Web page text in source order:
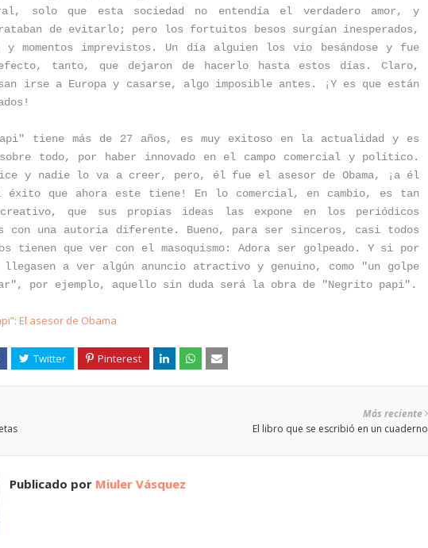
solo que esta sociedad no entendía el verdadero amor, y
de evitarlo; pero los fortuitos besos surgían inesperados,
y momentos imprevistos. Un día alguien los vio besándose y fue
tanto, que dejaron de hacerlo hasta estos días. Claro,
irse a Europa y casarse, algo imposible antes. ¡Y es que están
tiene más de 27 años, es muy exitoso en la actualidad y es
todo, por haber innovado en el campo comercial y político.
y nadie lo va a creer, pero, él fue el asesor de Obama, ¡a él
éxito que ahora este tiene! En lo comercial, en cambio, es tan
que sus propias ideas las expone en los periódicos
con una autoria diferente. Bueno, para ser sinceros, casi todos
tienen que ver con el masoquismo: Adora ser golpeado. Y si por
llegasen a ver algún anuncio atractivo y genuino, como "un golpe
por ejemplo, aquello sin duda será la obra de "Negrito papi".
El asesor de Obama
Más reciente
El libro que se escribió en un cuaderno
Publicado por Miuler Vásquez